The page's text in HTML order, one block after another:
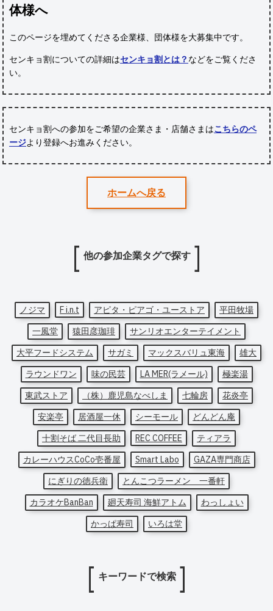
体様へ
このページを埋めてくださる企業様、団体様を大募集中です。
センキョ割についての詳細はセンキョ割とは？ などをご覧くださ
い。
センキョ割への参加をご希望の企業さま・店舗さまはこちらのペ
ージより登録へお進みください。
ホームへ戻る
他の参加企業タグで探す
ノジマ F i.n.t アピタ・ピアゴ・ユーストア
平田牧場
一風堂
猿田彦珈琲
サンリオエンターテイメント
大平フードシステム
サガミ マックスバリュ東海
雄大
ラウンドワン
味の民芸 LA MER(ラメール)
極楽湯
東武ストア
（株）鹿児島なべしま 七輪房
花炎亭
安楽亭
居酒屋一休 シーモール
どんどん庵
十割そば 二代目長助
REC COFFEE
ティアラ
カレーハウスCoCo壱番屋
Smart Labo
GAZA専門商店
にぎりの徳兵衛
とんこつラーメン 一番軒
カラオケBanBan
廻天寿司 海鮮アトム
わっしょい
かっぱ寿司
いろは堂
キーワードで検索